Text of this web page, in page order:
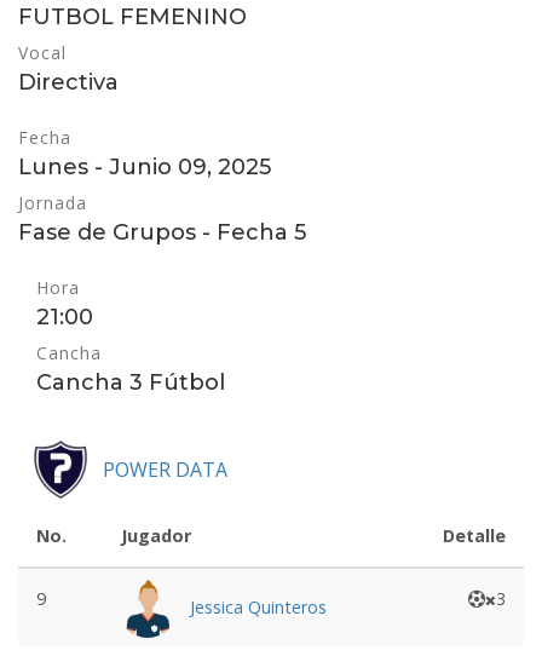
FUTBOL FEMENINO
Vocal
Directiva
Fecha
Lunes - Junio 09, 2025
Jornada
Fase de Grupos - Fecha 5
Hora
21:00
Cancha
Cancha 3 Fútbol
POWER DATA
No. Jugador Detalle
9 Jessica Quinteros 3